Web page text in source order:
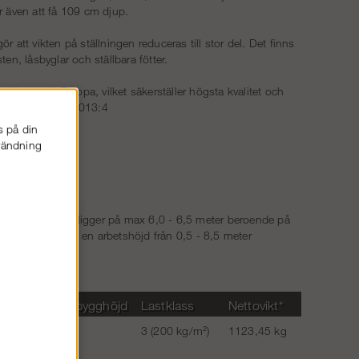
att få 109 cm djup.
att vikten på ställningen reduceras till stor del. Det finns
låsbyglar och ställbara fötter.
i Europa, vilket säkerställer högsta kvalitet och
krav AFS 2013:4
som ligger på max 6,0 - 6,5 meter beroende på
Detta ger en arbetshöjd från 0,5 - 8,5 meter
Max bygghöjd Lastklass Nettovikt*
3 (200 kg/m²) 1123,45 kg
på din